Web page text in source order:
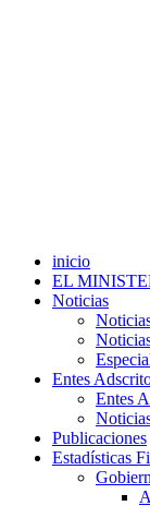
inicio
EL
Noticias
Entes
Entes
Publicaciones
Estadísticas